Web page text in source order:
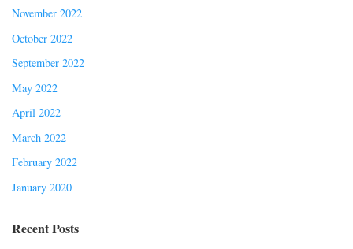
November 2022
October 2022
September 2022
May 2022
April 2022
March 2022
February 2022
January 2020
Recent Posts